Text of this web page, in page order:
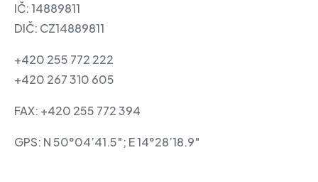
IČ: 14889811
DIČ: CZ14889811
+420 255 772 222
+420 267 310 605
FAX: +420 255 772 394
GPS: N 50°04’41.5″; E 14°28’18.9″